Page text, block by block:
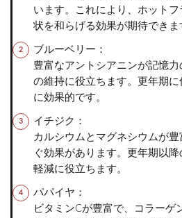
います。これにより、ホット
状を和らげる効果が期待できま
ブルーベリー：
豊富なアントシアニンが記憶
の維持に役立ちます。更年期
に効果的です。
イチジク：
カルシウムとマグネシウムが
ぐ効果があります。更年期以
軽減に役立ちます。
パパイヤ：
ビタミンCが豊富で、コラーゲ